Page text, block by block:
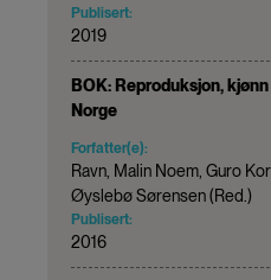
Publisert:
2019
BOK: Reproduksjon,
Norge
Forfatter(e):
Ravn, Malin Noem, Guro
Øyslebø Sørensen (Red.)
Publisert:
2016